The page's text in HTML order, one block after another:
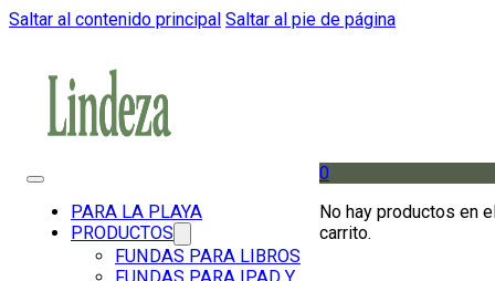
Saltar al contenido principal Saltar al pie de página
PARA LA PLAYA
PRODUCTOS
FUNDAS PARA LIBROS
0
No hay productos en
carrito.